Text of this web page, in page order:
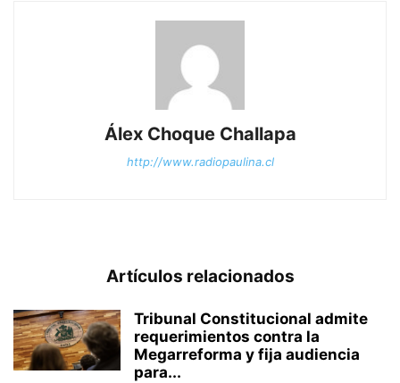
Álex Choque Challapa
http://www.radiopaulina.cl
Artículos relacionados
Tribunal Constitucional admite
requerimientos contra la
Megarreforma y fija audiencia
para...